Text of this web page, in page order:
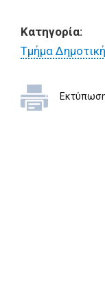
Κατηγορία:
Τμήμα